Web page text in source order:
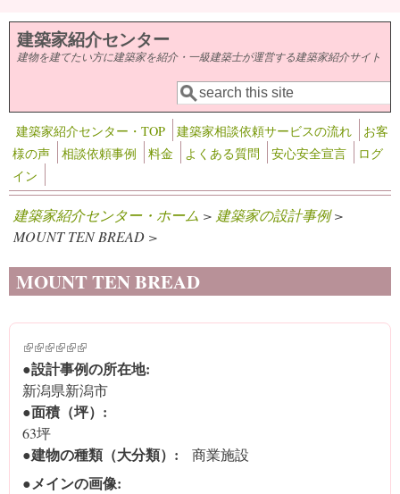
メインコンテンツに移動
建築家紹介センター
建物を建てたい方に建築家を紹介・一級建築士が運営する建築家紹介サイト
検索フォーム
検索
建築家紹介センター・TOP 建築家相談依頼サービスの流れ
お客
様の声
相談依頼事例 料金 よくある質問 安心安全宣言
ログ
イン
建築家紹介センター・ホーム > 建築家の設計事例>
MOUNT TEN BREAD >
MOUNT TEN BREAD
(link is external)
(link is external)
(link is external)
(link is external)
(link is external)
(link is external)
●設計事例の所在地:
新潟県新潟市
●面積（坪）:
63坪
●建物の種類（大分類）: 商業施設
●メインの画像: